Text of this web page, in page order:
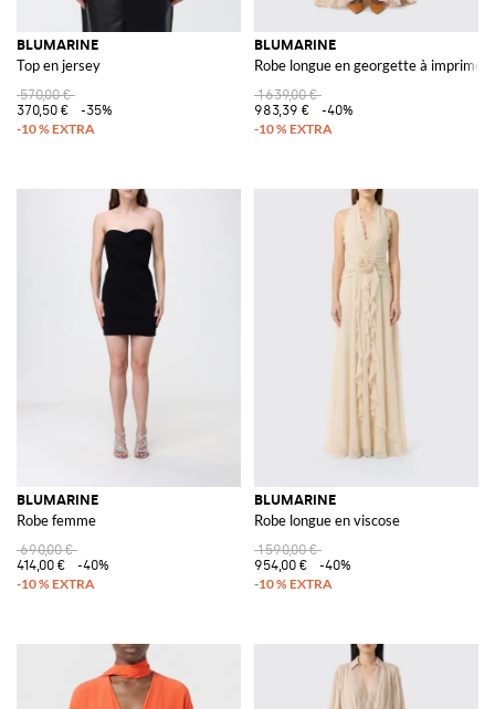
BLUMARINE
Top en jersey
570,00 €
370,50 €
-35%
BLUMARINE
Robe longue en georgette à imprimé
1 639,00 €
983,39 €
-40%
BLUMARINE
Robe femme
690,00 €
414,00 €
-40%
BLUMARINE
Robe longue en viscose
1 590,00 €
954,00 €
-40%